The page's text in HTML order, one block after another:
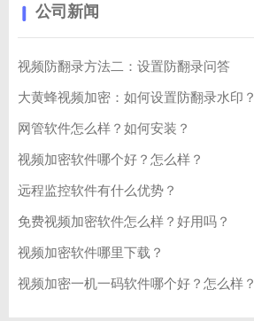
公司新闻
视频防翻录方法二：设置防翻录问答
大黄蜂视频加密：如何设置防翻录水印？
网管软件怎么样？如何安装？
视频加密软件哪个好？怎么样？
远程监控软件有什么优势？
免费视频加密软件怎么样？好用吗？
视频加密软件哪里下载？
视频加密一机一码软件哪个好？怎么样？